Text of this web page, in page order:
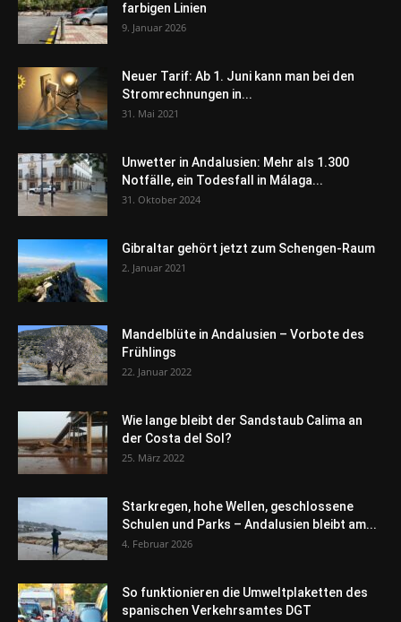
farbigen Linien
9. Januar 2026
Neuer Tarif: Ab 1. Juni kann man bei den
Stromrechnungen in...
31. Mai 2021
Unwetter in Andalusien: Mehr als 1.300
Notfälle, ein Todesfall in Málaga...
31. Oktober 2024
Gibraltar gehört jetzt zum Schengen-Raum
2. Januar 2021
Mandelblüte in Andalusien – Vorbote des
Frühlings
22. Januar 2022
Wie lange bleibt der Sandstaub Calima an
der Costa del Sol?
25. März 2022
Starkregen, hohe Wellen, geschlossene
Schulen und Parks – Andalusien bleibt am...
4. Februar 2026
So funktionieren die Umweltplaketten des
spanischen Verkehrsamtes DGT